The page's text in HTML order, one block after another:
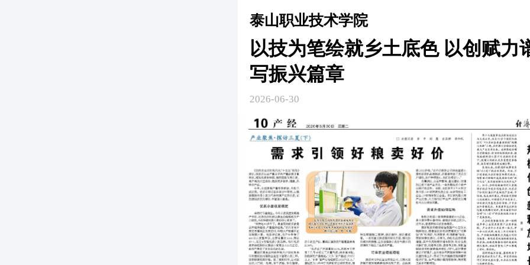
泰山职业技术学院
以技为笔绘就乡土底色 以创赋力
写振兴篇章
2026-06-30